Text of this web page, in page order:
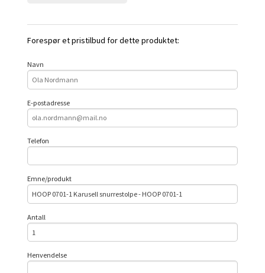
Forespør et pristilbud for dette produktet:
Navn
E-postadresse
Telefon
Emne/produkt
Antall
Henvendelse